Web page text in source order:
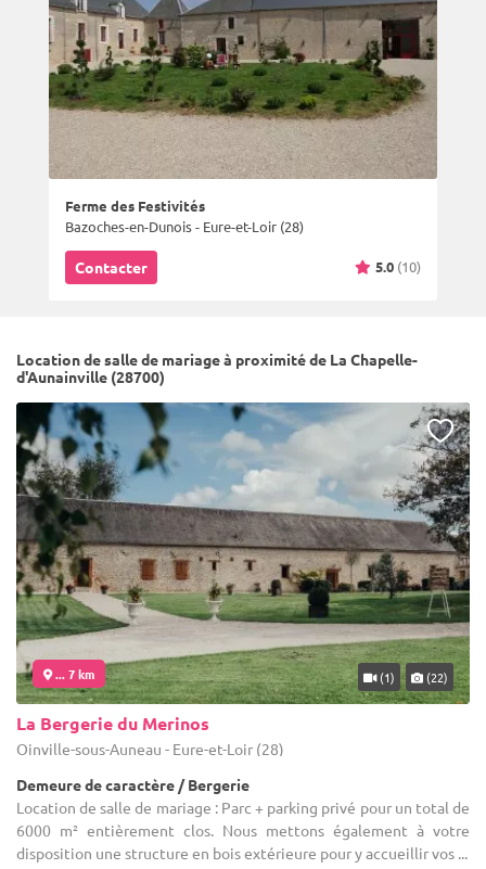
Ferme des Festivités
Bazoches-en-Dunois - Eure-et-Loir (28)
Contacter 5.0 (10)
Location de salle de mariage à proximité de La Chapelle-
d'Aunainville (28700)
... 7 km (1) (22)
La Bergerie du Merinos
Oinville-sous-Auneau - Eure-et-Loir (28)
Demeure de caractère / Bergerie
Location de salle de mariage : Parc + parking privé pour un total de
6000 m² entièrement clos. Nous mettons également à votre
disposition une structure en bois extérieure pour y accueillir vos ...